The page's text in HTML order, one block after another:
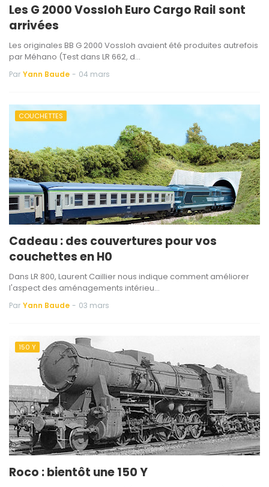
Les G 2000 Vossloh Euro Cargo Rail sont
arrivées
Les originales BB G 2000 Vossloh avaient été produites autrefois
par Méhano (Test dans LR 662, d…
Par Yann Baude - 04 mars
COUCHETTES
Cadeau : des couvertures pour vos
couchettes en H0
Dans LR 800, Laurent Caillier nous indique comment améliorer
l'aspect des aménagements intérieu…
Par Yann Baude - 03 mars
150 Y
Roco : bientôt une 150 Y